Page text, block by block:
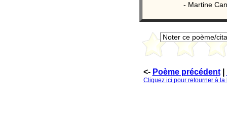
- Martine
<- Poème précédent|
Cliquez ici pour retourner à